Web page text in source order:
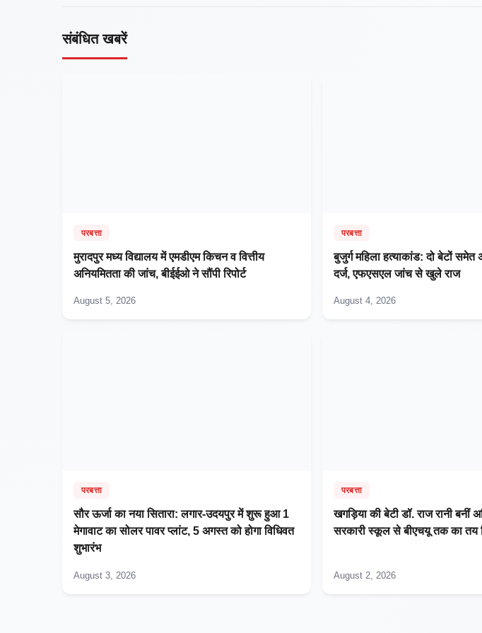
संबंधित खबरें
परबत्ता
मुरादपुर मध्य विद्यालय में एमडीएम किचन व वित्तीय
अनियमितता की जांच, बीईईओ ने सौंपी रिपोर्ट
August 5, 2026
परबत्ता
बुजुर्ग महिला हत्याकांड: दो बेटों समेत
दर्ज, एफएसएल जांच से खुले राज
August 4, 2026
परबत्ता
सौर ऊर्जा का नया सितारा: लगार-उदयपुर में शुरू हुआ 1
मेगावाट का सोलर पावर प्लांट, 5 अगस्त को होगा विधिवत
शुभारंभ
August 3, 2026
परबत्ता
खगड़िया की बेटी डॉ. राज रानी बनीं
सरकारी स्कूल से बीएचयू तक का तय
August 2, 2026